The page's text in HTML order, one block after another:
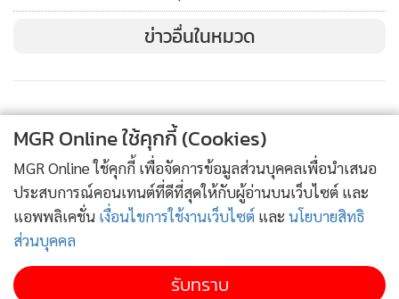
ข่าวอื่นในหมวด
MGR Online ใช้คุกกี้ (Cookies)
MGR Online ใช้คุกกี้ เพื่อจัดการข้อมูลส่วนบุคคลเพื่อนำเสนอ
ประสบการณ์คอนเทนต์ที่ดีที่สุดให้กับผู้อ่านบนเว็บไซต์ และ
แอพพลิเคชั่น เงื่อนไขการใช้งานเว็บไซต์ และ นโยบายสิทธิ
ส่วนบุคคล
รับทราบ